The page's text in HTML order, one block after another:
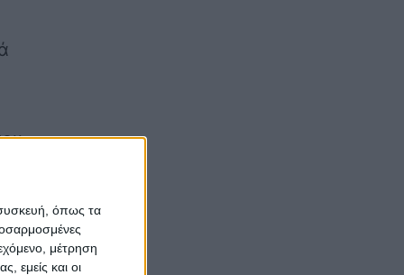
όπως τα
μέτρηση
εμείς και οι